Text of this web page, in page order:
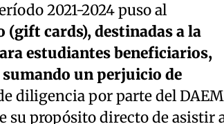
2021-2024 puso al
(gift cards), destinadas a la
estudiantes beneficiarios,
un perjuicio de
diligencia por parte del DAEM
su propósito directo de asistir